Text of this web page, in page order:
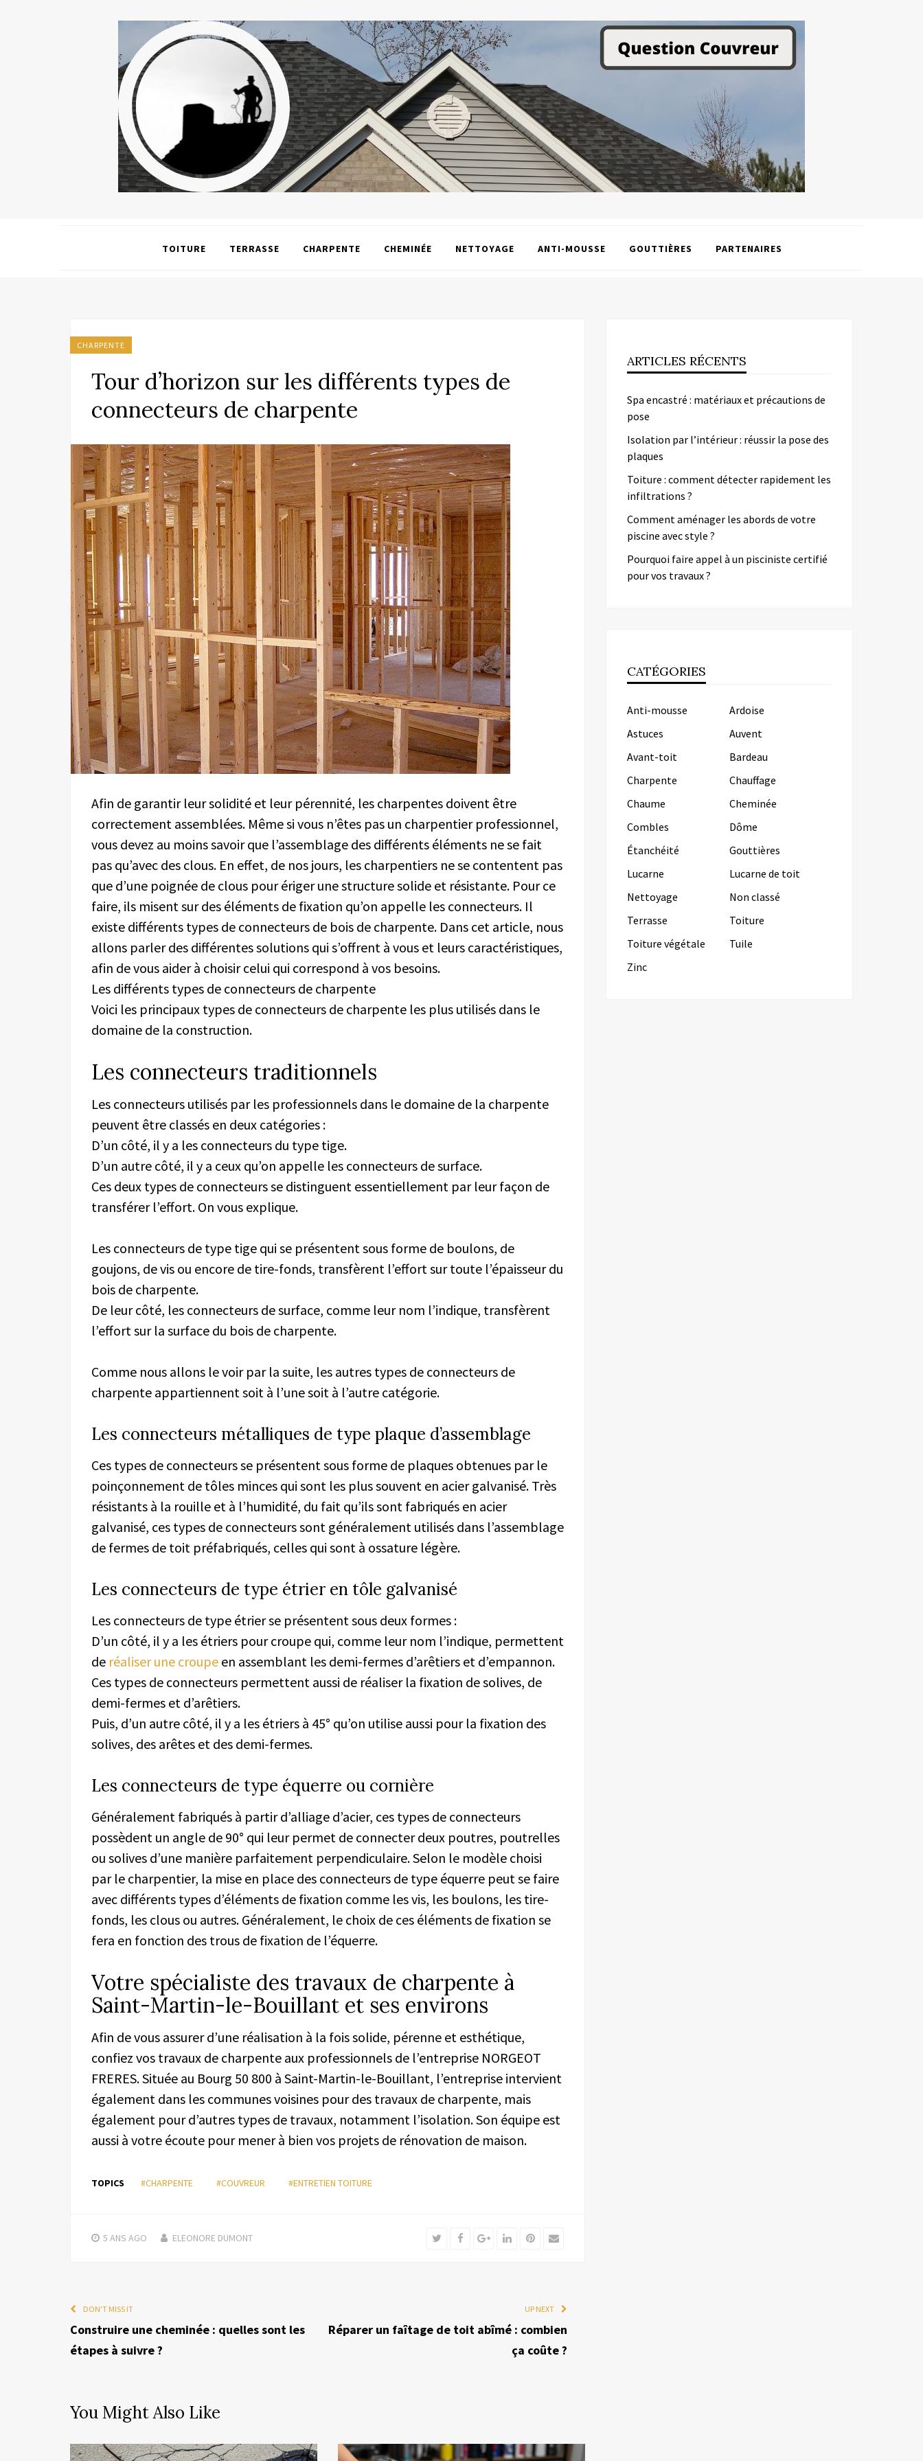
TOITURE TERRASSE CHARPENTE CHEMINÉE NETTOYAGE ANTI-MOUSSE GOUTTIÈRES PARTENAIRES
CHARPENTE
Tour d’horizon sur les différents types de
connecteurs de charpente
Afin de garantir leur solidité et leur pérennité, les charpentes doivent être
correctement assemblées. Même si vous n’êtes pas un charpentier professionnel,
vous devez au moins savoir que l’assemblage des différents éléments ne se fait
pas qu’avec des clous. En effet, de nos jours, les charpentiers ne se contentent pas
que d’une poignée de clous pour ériger une structure solide et résistante. Pour ce
faire, ils misent sur des éléments de fixation qu’on appelle les connecteurs. Il
existe différents types de connecteurs de bois de charpente. Dans cet article, nous
allons parler des différentes solutions qui s’offrent à vous et leurs caractéristiques,
afin de vous aider à choisir celui qui correspond à vos besoins.
Les différents types de connecteurs de charpente
Voici les principaux types de connecteurs de charpente les plus utilisés dans le
domaine de la construction.
Les connecteurs traditionnels
Les connecteurs utilisés par les professionnels dans le domaine de la charpente
peuvent être classés en deux catégories :
D’un côté, il y a les connecteurs du type tige.
D’un autre côté, il y a ceux qu’on appelle les connecteurs de surface.
Ces deux types de connecteurs se distinguent essentiellement par leur façon de
transférer l’effort. On vous explique.
Les connecteurs de type tige qui se présentent sous forme de boulons, de
goujons, de vis ou encore de tire-fonds, transfèrent l’effort sur toute l’épaisseur du
bois de charpente.
De leur côté, les connecteurs de surface, comme leur nom l’indique, transfèrent
l’effort sur la surface du bois de charpente.
Comme nous allons le voir par la suite, les autres types de connecteurs de
charpente appartiennent soit à l’une soit à l’autre catégorie.
Les connecteurs métalliques de type plaque d’assemblage
Ces types de connecteurs se présentent sous forme de plaques obtenues par le
poinçonnement de tôles minces qui sont les plus souvent en acier galvanisé. Très
résistants à la rouille et à l’humidité, du fait qu’ils sont fabriqués en acier
galvanisé, ces types de connecteurs sont généralement utilisés dans l’assemblage
de fermes de toit préfabriqués, celles qui sont à ossature légère.
Les connecteurs de type étrier en tôle galvanisé
Les connecteurs de type étrier se présentent sous deux formes :
D’un côté, il y a les étriers pour croupe qui, comme leur nom l’indique, permettent
de réaliser une croupe en assemblant les demi-fermes d’arêtiers et d’empannon.
Ces types de connecteurs permettent aussi de réaliser la fixation de solives, de
demi-fermes et d’arêtiers.
Puis, d’un autre côté, il y a les étriers à 45° qu’on utilise aussi pour la fixation des
solives, des arêtes et des demi-fermes.
Les connecteurs de type équerre ou cornière
Généralement fabriqués à partir d’alliage d’acier, ces types de connecteurs
possèdent un angle de 90° qui leur permet de connecter deux poutres, poutrelles
ou solives d’une manière parfaitement perpendiculaire. Selon le modèle choisi
par le charpentier, la mise en place des connecteurs de type équerre peut se faire
avec différents types d’éléments de fixation comme les vis, les boulons, les tire-
fonds, les clous ou autres. Généralement, le choix de ces éléments de fixation se
fera en fonction des trous de fixation de l’équerre.
Votre spécialiste des travaux de charpente à
Saint-Martin-le-Bouillant et ses environs
Afin de vous assurer d’une réalisation à la fois solide, pérenne et esthétique,
confiez vos travaux de charpente aux professionnels de l’entreprise NORGEOT
FRERES. Située au Bourg 50 800 à Saint-Martin-le-Bouillant, l’entreprise intervient
également dans les communes voisines pour des travaux de charpente, mais
également pour d’autres types de travaux, notamment l’isolation. Son équipe est
aussi à votre écoute pour mener à bien vos projets de rénovation de maison.
TOPICS #CHARPENTE #COUVREUR #ENTRETIEN TOITURE
5 ANS AGO ELEONORE DUMONT TwitterFacebookGoogle+LinkedInPinterest
Email
DON'T MISS IT
Construire une cheminée : quelles sont les
étapes à suivre ?
UP NEXT
Réparer un faîtage de toit abîmé : combien
ça coûte ?
You Might Also Like
ARTICLES RÉCENTS
Spa encastré : matériaux et précautions de
pose
Isolation par l’intérieur : réussir la pose des
plaques
Toiture : comment détecter rapidement les
infiltrations ?
Comment aménager les abords de votre
piscine avec style ?
Pourquoi faire appel à un pisciniste certifié
pour vos travaux ?
CATÉGORIES
Anti-mousse
Ardoise
Astuces
Auvent
Avant-toit
Bardeau
Charpente
Chauffage
Chaume
Cheminée
Combles
Dôme
Étanchéité
Gouttières
Lucarne
Lucarne de toit
Nettoyage
Non classé
Terrasse
Toiture
Toiture végétale
Tuile
Zinc